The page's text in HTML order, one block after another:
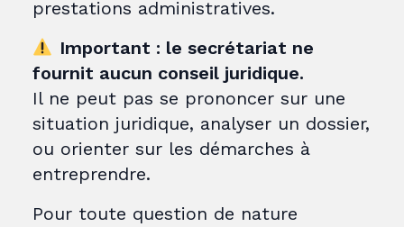
prestations administratives.
Important : le secrétariat ne
fournit aucun conseil juridique.
Il ne peut pas se prononcer sur une
situation juridique, analyser un dossier,
ou orienter sur les démarches à
entreprendre.
Pour toute question de nature